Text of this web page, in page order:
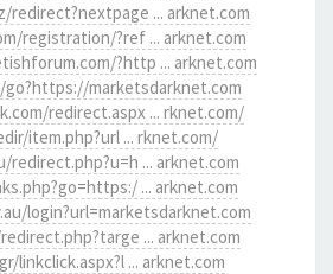
... arknet.com
registration/?ref ... arknet.com
?http ... arknet.com
marketsdarknet.com
redirect.aspx ... rknet.com/
item.php?url ... rknet.com/
... arknet.com
... arknet.com
login?url=marketsdarknet.com
... arknet.com
linkclick.aspx?l ... arknet.com